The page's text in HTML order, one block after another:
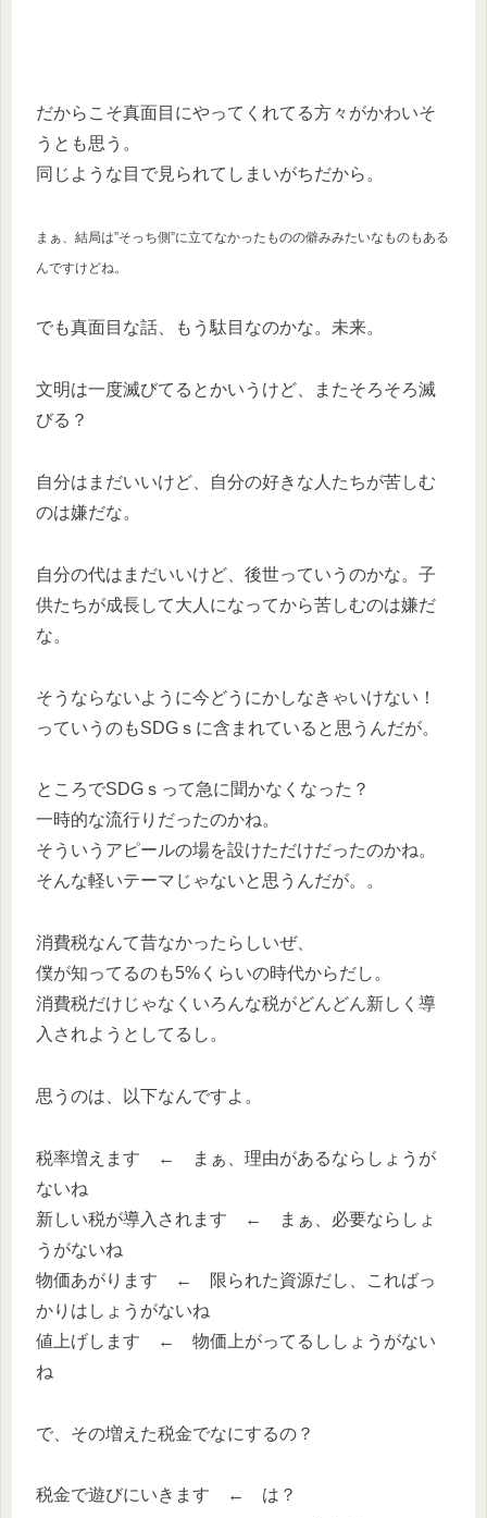
だからこそ真面目にやってくれてる方々がかわいそ
うとも思う。
同じような目で見られてしまいがちだから。
まぁ、結局は”そっち側”に立てなかったものの僻みみたいなものもある
んですけどね。
でも真面目な話、もう駄目なのかな。未来。
文明は一度滅びてるとかいうけど、またそろそろ滅
びる？
自分はまだいいけど、自分の好きな人たちが苦しむ
のは嫌だな。
自分の代はまだいいけど、後世っていうのかな。子
供たちが成長して大人になってから苦しむのは嫌だ
な。
そうならないように今どうにかしなきゃいけない！
っていうのもSDGｓに含まれていると思うんだが。
ところでSDGｓって急に聞かなくなった？
一時的な流行りだったのかね。
そういうアピールの場を設けただけだったのかね。
そんな軽いテーマじゃないと思うんだが。。
消費税なんて昔なかったらしいぜ、
僕が知ってるのも5%くらいの時代からだし。
消費税だけじゃなくいろんな税がどんどん新しく導
入されようとしてるし。
思うのは、以下なんですよ。
税率増えます ← まぁ、理由があるならしょうが
ないね
新しい税が導入されます ← まぁ、必要ならしょ
うがないね
物価あがります ← 限られた資源だし、こればっ
かりはしょうがないね
値上げします ← 物価上がってるししょうがない
ね
で、その増えた税金でなにするの？
税金で遊びにいきます ← は？